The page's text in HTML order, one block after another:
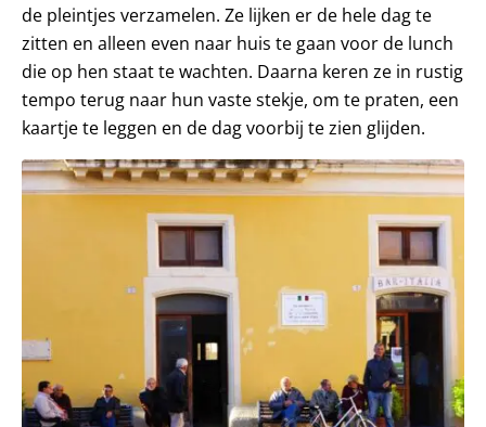
de pleintjes verzamelen. Ze lijken er de hele dag te
zitten en alleen even naar huis te gaan voor de lunch
die op hen staat te wachten. Daarna keren ze in rustig
tempo terug naar hun vaste stekje, om te praten, een
kaartje te leggen en de dag voorbij te zien glijden.